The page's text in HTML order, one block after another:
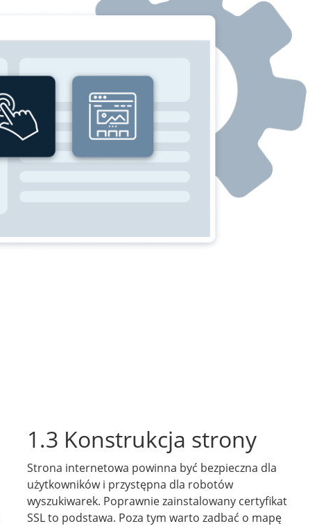
1.3 Konstrukcja strony
Strona internetowa powinna być bezpieczna dla
użytkowników i przystępna dla robotów
wyszukiwarek. Poprawnie zainstalowany certyfikat
SSL to podstawa. Poza tym warto zadbać o mapę